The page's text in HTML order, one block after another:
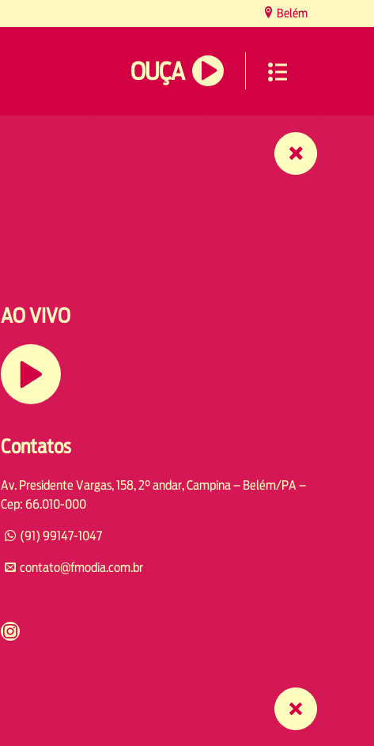
Belém
OUÇA
AO VIVO
Contatos
Av. Presidente Vargas, 158, 2° andar, Campina – Belém/PA –
Cep: 66.010-000
(91) 99147-1047
contato@fmodia.com.br
https://www.instagram.com/fmodia.cabofrio/